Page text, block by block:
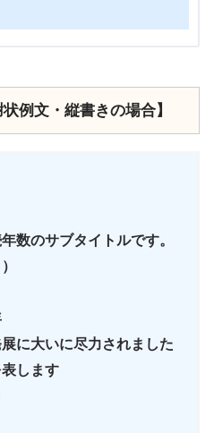
例文・縦書きの場合】
数のサブタイトルです。
に大いに尽力されました
します